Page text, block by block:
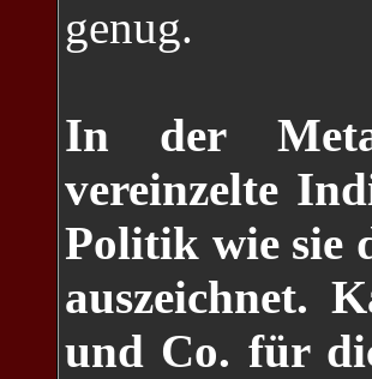
genug.
In der
vereinzelte
Politik wie sie
auszeichnet.
und Co. für